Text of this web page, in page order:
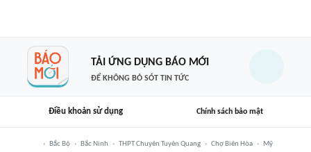
TẢI ỨNG DỤNG BÁO MỚI
ĐỂ KHÔNG BỎ SÓT TIN TỨC
Điều khoản sử dụng Chính sách bảo mật
Bắc Bộ Bắc Ninh THPT Chuyên Tuyên Quang Chợ Biên Hòa Mỹ